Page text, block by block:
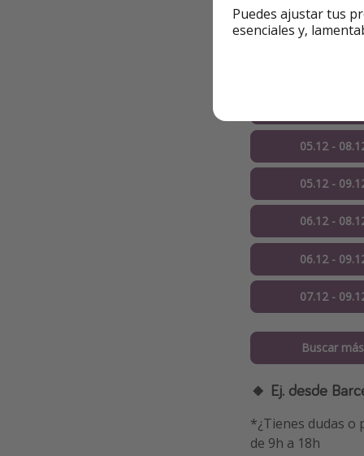
04.12 -
05.12 -
05.12 -
06.12 -
06.12 -
07.12 -
Buscar
🔸 Ej. desde
*¿Tienes dudas o
de 9h a 18h
Puedes ajustar tus
esenciales y,